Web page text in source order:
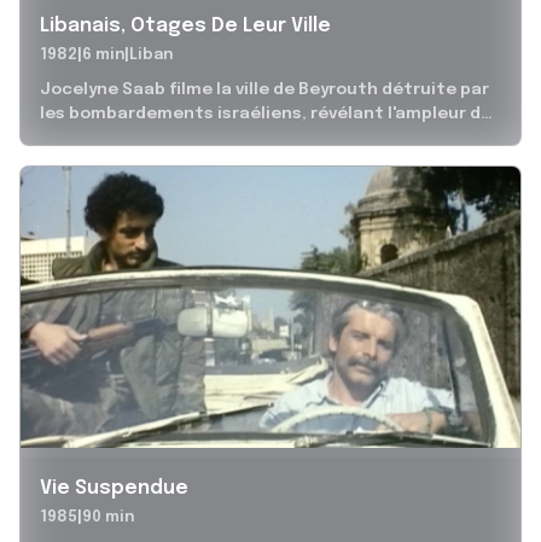
Libanais, Otages De Leur Ville
1982 6 min Liban
Jocelyne Saab filme la ville de Beyrouth détruite par
les bombardements israéliens, révélant l'ampleur des
Vie Suspendue
1985 90 min